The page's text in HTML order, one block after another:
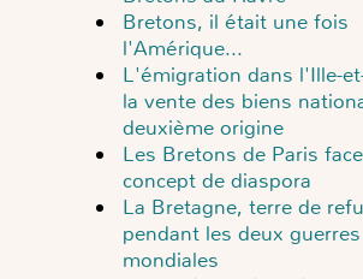
Bretons, il était une fois
l'Amérique...
L'émigration dans l'Ille-
la vente des biens
deuxième origine
Les Bretons de Paris
concept de diaspora
La Bretagne, terre de
pendant les deux guerres
mondiales